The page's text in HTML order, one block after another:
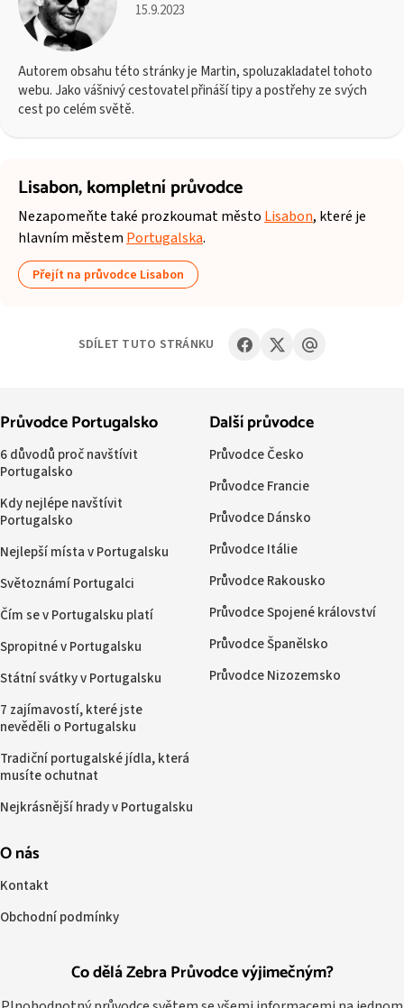
15.9.2023
Autorem obsahu této stránky je Martin, spoluzakladatel tohoto
webu. Jako vášnivý cestovatel přináší tipy a postřehy ze svých
cest po celém světě.
Lisabon,kompletní průvodce
Nezapomeňte také prozkoumat město Lisabon, které je
hlavním městem Portugalska.
Přejít na průvodce Lisabon
SDÍLET TUTO STRÁNKU
Co dělá Zebra Průvodce výjimečným?
Průvodce Portugalsko
6 důvodů proč navštívit
Portugalsko
Kdy nejlépe navštívit
Portugalsko
Nejlepší místa v Portugalsku
Světoznámí Portugalci
Čím se v Portugalsku platí
Spropitné v Portugalsku
Státní svátky v Portugalsku
7 zajímavostí, které jste
nevěděli o Portugalsku
Tradiční portugalské jídla, která
musíte ochutnat
Nejkrásnější hrady v Portugalsku
Další průvodce
Průvodce Česko
Průvodce Francie
Průvodce Dánsko
Průvodce Itálie
Průvodce Rakousko
Průvodce Spojené království
Průvodce Španělsko
Průvodce Nizozemsko
O nás
Kontakt
Obchodní podmínky